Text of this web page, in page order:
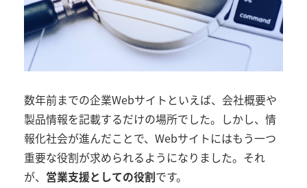
数年前までの企業Webサイトといえば、会社概要や
製品情報を記載するだけの場所でした。しかし、情
報化社会が進んだことで、Webサイトにはもう一つ
重要な役割が求められるようになりました。それ
が、 営業支援としての役割です。